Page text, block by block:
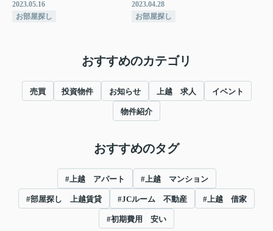
2023.05.16
お部屋探し
2023.04.28
お部屋探し
おすすめのカテゴリ
売買 投資物件 お知らせ 上越 求人 イベント
物件紹介
おすすめのタグ
#上越 アパート #上越 マンション
#部屋探し 上越賃貸 #JCルーム 不動産 #上越 借家
#初期費用 安い